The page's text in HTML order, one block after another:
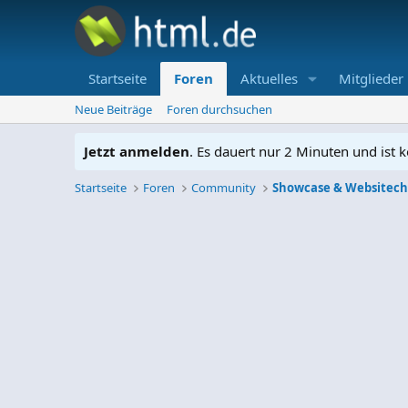
Startseite Foren Aktuelles Mitglieder
Neue Beiträge Foren durchsuchen
Jetzt anmelden. Es dauert nur 2 Minuten und ist
Startseite Foren Community Showcase &